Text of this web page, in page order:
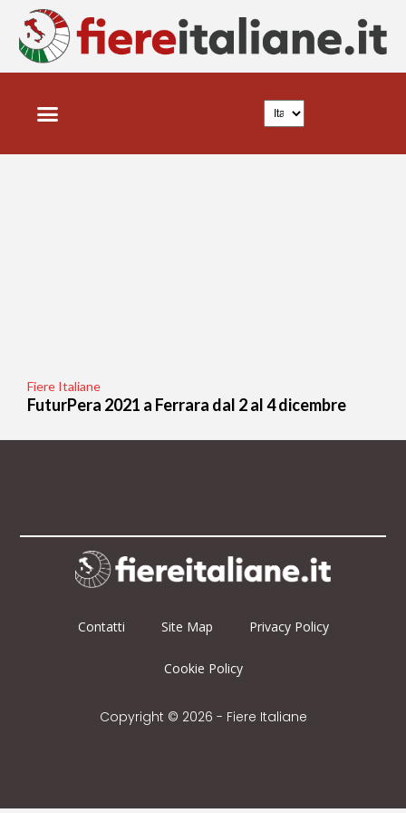
Fiere Italiane
FuturPera 2021 a Ferrara dal 2 al 4 dicembre
Contatti Site Map Privacy Policy
Cookie Policy
Copyright © 2026 - Fiere Italiane